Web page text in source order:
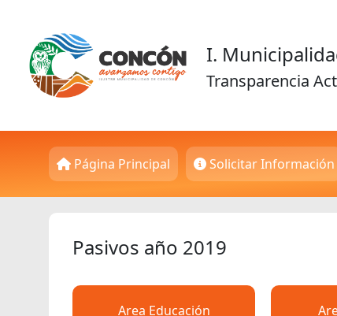
I.
Transparencia
Página Principal Solicitar Información
Pasivos año 2019
Area Educación